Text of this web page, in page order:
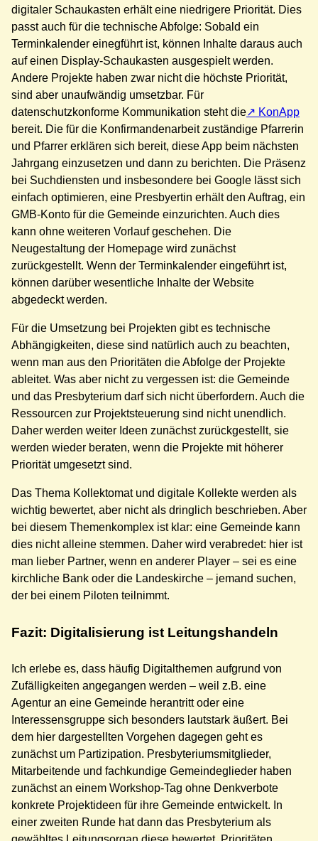
digitaler Schaukasten erhält eine niedrigere Priorität. Dies
passt auch für die technische Abfolge: Sobald ein
Terminkalender einegführt ist, können Inhalte daraus auch
auf einen Display-Schaukasten ausgespielt werden.
Andere Projekte haben zwar nicht die höchste Priorität,
sind aber unaufwändig umsetzbar. Für
datenschutzkonforme Kommunikation steht die
KonApp
bereit. Die für die Konfirmandenarbeit zuständige Pfarrerin
und Pfarrer erklären sich bereit, diese App beim nächsten
Jahrgang einzusetzen und dann zu berichten. Die Präsenz
bei Suchdiensten und insbesondere bei Google lässt sich
einfach optimieren, eine Presbyertin erhält den Auftrag, ein
GMB-Konto für die Gemeinde einzurichten. Auch dies
kann ohne weiteren Vorlauf geschehen. Die
Neugestaltung der Homepage wird zunächst
zurückgestellt. Wenn der Terminkalender eingeführt ist,
können darüber wesentliche Inhalte der Website
abgedeckt werden.
Für die Umsetzung bei Projekten gibt es technische
Abhängigkeiten, diese sind natürlich auch zu beachten,
wenn man aus den Prioritäten die Abfolge der Projekte
ableitet. Was aber nicht zu vergessen ist: die Gemeinde
und das Presbyterium darf sich nicht überfordern. Auch die
Ressourcen zur Projektsteuerung sind nicht unendlich.
Daher werden weiter Ideen zunächst zurückgestellt, sie
werden wieder beraten, wenn die Projekte mit höherer
Priorität umgesetzt sind.
Das Thema Kollektomat und digitale Kollekte werden als
wichtig bewertet, aber nicht als dringlich beschrieben. Aber
bei diesem Themenkomplex ist klar: eine Gemeinde kann
dies nicht alleine stemmen. Daher wird verabredet: hier ist
man lieber Partner, wenn en anderer Player – sei es eine
kirchliche Bank oder die Landeskirche – jemand suchen,
der bei einem Piloten teilnimmt.
Fazit: Digitalisierung ist Leitungshandeln
Ich erlebe es, dass häufig Digitalthemen aufgrund von
Zufälligkeiten angegangen werden – weil z.B. eine
Agentur an eine Gemeinde herantritt oder eine
Interessensgruppe sich besonders lautstark äußert. Bei
dem hier dargestellten Vorgehen dagegen geht es
zunächst um Partizipation. Presbyteriumsmitglieder,
Mitarbeitende und fachkundige Gemeindeglieder haben
zunächst an einem Workshop-Tag ohne Denkverbote
konkrete Projektideen für ihre Gemeinde entwickelt. In
einer zweiten Runde hat dann das Presbyterium als